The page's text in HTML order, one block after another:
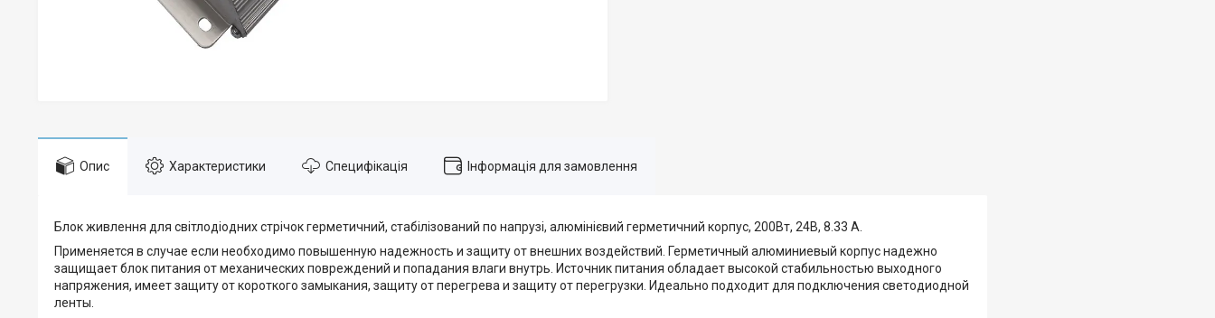
Опис Характеристики Специфікація Інформація для замовлення
Блок живлення для світлодіодних стрічок герметичний, стабілізований по напрузі, алюмінієвий герметичний корпус, 200Вт, 24В, 8.33 А.
Применяется в случае если необходимо повышенную надежность и защиту от внешних воздействий. Герметичный алюминиевый корпус надежно
защищает блок питания от механических повреждений и попадания влаги внутрь. Источник питания обладает высокой стабильностью выходного
напряжения, имеет защиту от короткого замыкания, защиту от перегрева и защиту от перегрузки. Идеально подходит для подключения светодиодной
ленты.